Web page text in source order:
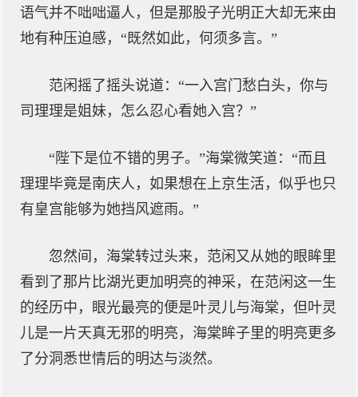
语气并不咄咄逼人，但是那股子光明正大却无来由
地有种压迫感，“既然如此，何须多言。”
范闲摇了摇头说道：“一入宫门愁白头，你与
司理理是姐妹，怎么忍心看她入宫？”
“陛下是位不错的男子。”海棠微笑道：“而且
理理毕竟是南庆人，如果想在上京生活，似乎也只
有皇宫能够为她挡风遮雨。”
忽然间，海棠转过头来，范闲又从她的眼眸里
看到了那片比湖光更加明亮的神采，在范闲这一生
的经历中，眼光最亮的便是叶灵儿与海棠，但叶灵
儿是一片天真无邪的明亮，海棠眸子里的明亮更多
了分洞悉世情后的明达与淡然。